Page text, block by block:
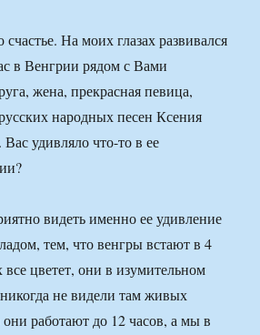
На моих глазах развивался
в Венгрии рядом с Вами
жена, прекрасная певица,
народных песен Ксения
удивляло что-то в ее
видеть именно ее удивление
тем, что венгры встают в 4
все цветет, они в изумительном
не видели там живых
работают до 12 часов, а мы в